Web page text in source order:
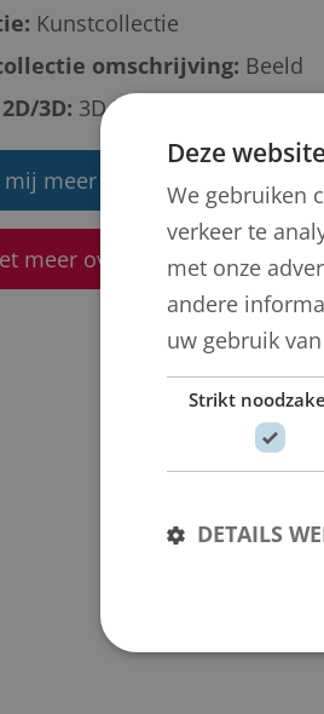
Kunstcollectie
omschrijving: Beeld
3D: 3D buiten
meer werken van Herbert
meer over dit kunstwerk
Deze
We gebruiken
verkeer te
met onze
andere
uw gebruik
Strikt
DETAILS